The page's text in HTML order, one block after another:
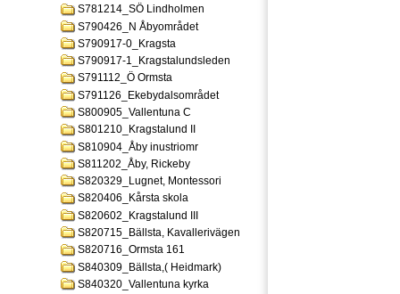
S781214_SÖ Lindholmen
S790426_N Åbyområdet
S790917-0_Kragsta
S790917-1_Kragstalundsleden
S791112_Ö Ormsta
S791126_Ekebydalsområdet
S800905_Vallentuna C
S801210_Kragstalund II
S810904_Åby inustriomr
S811202_Åby, Rickeby
S820329_Lugnet, Montessori
S820406_Kårsta skola
S820602_Kragstalund III
S820715_Bällsta, Kavallerivägen
S820716_Ormsta 161
S840309_Bällsta,( Heidmark)
S840320_Vallentuna kyrka